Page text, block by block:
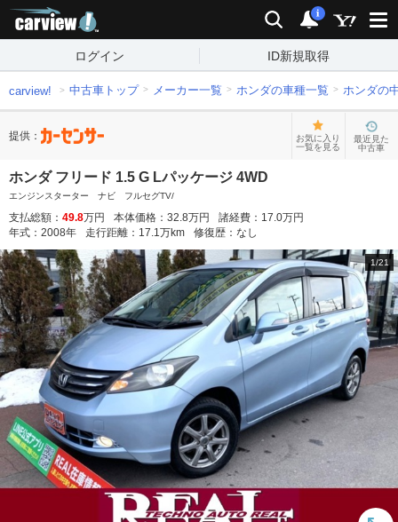
検索 通知
i
ログイン ID新規取得
carview! 中古車トップ メーカー一覧 ホンダの車種一覧 ホンダの
提供：
お気に入り
一覧を見る
最近見た
中古車
ホンダ フリード 1.5 G Lパッケージ 4WD
エンジンスターター ナビ フルセグTV/
支払総額： 49.8万円 本体価格： 32.8万円 諸経費： 17.0万円
年式： 2008年 走行距離： 17.1万km 修復歴： なし
1/21